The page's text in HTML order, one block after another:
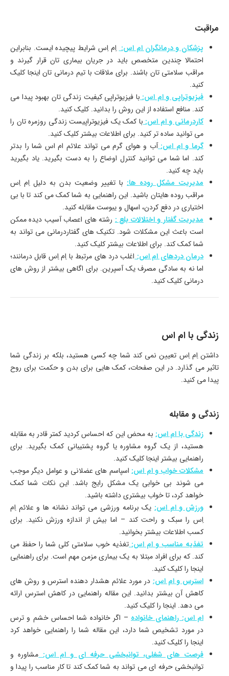
مراقبت
پزشکان و درمانگران ام اس: اِم اِس شرایط پیچیده ایست. بنابراین
احتمالا چندین متخصص باید در جریان بیماری تان قرار گیرند و
مراقب سلامتی تان باشند. برای ملاقات با تیم درمانی تان اینجا کلیک
کنید.
فیزیوتراپی و ام اس:با فیزیوتراپی کیفیت زندگی تان بهبود پیدا می
کند. منافع استفاده از این روش را بدانید. کلیک کنید.
کاردرمانی و ام اس:با کمک یک فیزیوتراپیست زندگی روزمره تان را
می توانید ساده تر کنید. برای اطلاعات بیشتر کلیک کنید.
گرما و ام اس:آب و هوای گرم می تواند علائم ام اس شما را بدتر
کند. اما شما می توانید کنترل اوضاع را به دست بگیرید. یاد بگیرید
باید چه کنید.
مدیریت مشکل روده ها: با تغییر وضعیت بدن به دلیل اِم اِس
مراقب روده هایتان باشید. این راهنمایی به شما کمک می کند تا با بی
اختیاری در دفع کردن، اسهال و یبوست مقابله کنید.
مدیریت گفتار و اختلالات بلع :رشته های اعصاب آسیب دیده ممکن
است باعث این مشکلات شود. تکنیک های گفتاردرمانی می تواند به
شما کمک کند. برای اطلاعات بیشتر کلیک کنید.
درمان دردهای ام اس:اغلب درد های مرتبط با اِم اِس قابل درمانند؛
اما نه به سادگی مصرف یک آسپرین. برای اگاهی بیشتر از روش های
درمانی کلیک کنید.
زندگی با ام اس
داشتن اِم اِس تعیین نمی کند شما چه کسی هستید، بلکه بر زندگی شما
تاثیر می گذارد. در این صفحات، کمک هایی برای بدن و حکمت برای روح
پیدا می کنید.
زندگی و مقابله
زندگی با ام اس:به محض این که احساس کردید کمتر قادر به مقابله
هستید، از یک گروه مشاوره یا گروه پشتیبانی کمک بگیرید. برای
راهنمایی بیشتر اینجا کلیک کنید.
مشکلات خواب و ام اس:اسپاسم های عضلانی و عوامل دیگر موجب
می شوند بی خوابی یک مشکل رایج باشد. این نکات شما کمک
خواهد کرد، تا خواب بیشتری داشته باشید.
ورزش و ام اس: یک برنامه ورزشی می تواند نشانه ها و علائم اِم
اِس را سبک و راحت کند – اما بیش از اندازه ورزش نکنید. برای
کسب اطلاعات بیشتر بخوانید.
تغذیه مناسب و ام اس:تغذیه خوب سلامتی کلی شما را حفظ می
کند. که برای افراد مبتلا به یک بیماری مزمن مهم است. برای راهنمایی
اینجا را کلیک کنید.
استرس و ام اس:در مورد علائم هشدار دهنده استرس و روش های
کاهش آن بیشتر بدانید. این مقاله راهنمایی در کاهش استرس ارائه
می دهد. اینجا را کلیک کنید.
ام اس: راهنمای خانواده – اگر خانواده شما احساس خشم و ترس
در مورد تشخیص شما دارد، این مقاله شما را راهنمایی خواهد کرد
اینجا را کلیک کنید.
فرصت های شغلی، توانبخشی حرفه ای و ام اس:مشاوره و
توانبخشی حرفه ای می تواند به شما کمک کند تا کار مناسب را پیدا و